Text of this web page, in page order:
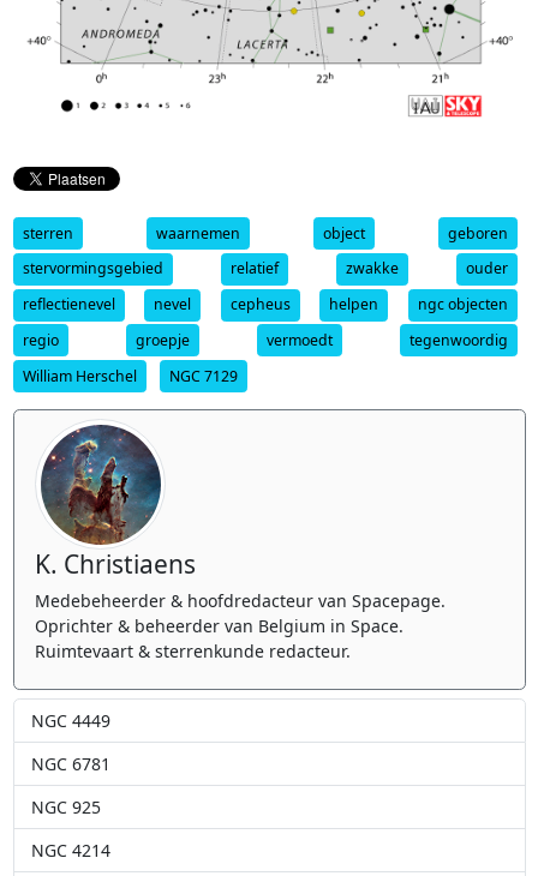
sterren waarnemen object
geboren
stervormingsgebied
relatief zwakke
ouder
reflectienevel
nevel cepheus helpen
ngc objecten
regio
groepje vermoedt
tegenwoordig
William Herschel
NGC 7129
K. Christiaens
Medebeheerder & hoofdredacteur van Spacepage.
Oprichter & beheerder van Belgium in Space.
Ruimtevaart & sterrenkunde redacteur.
NGC 4449
NGC 6781
NGC 925
NGC 4214